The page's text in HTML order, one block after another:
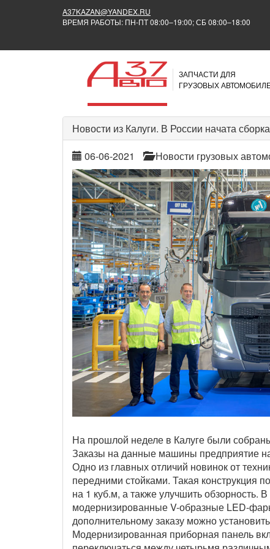
A37KAZAN@YANDEX.RU
ВРЕМЯ РАБОТЫ: ПН-ПТ 08:00–19:00; СБ 08:00–18:00
ЗАПЧАСТИ ДЛЯ
ГРУЗОВЫХ
Новости из Калуги. В России начата
06-06-2021
Новости грузовых
На прошлой неделе в Калуге были
Заказы на данные машины предприятие
Одно из главных отличий новинок от
передними стойками. Такая конструкция
на 1 куб.м, а также улучшить
модернизированные V-образные LED-
дополнительному заказу можно
Модернизированная приборная панель